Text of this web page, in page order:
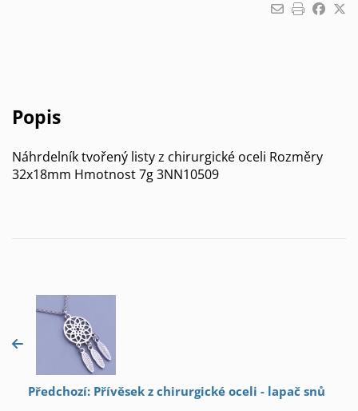
Popis
Náhrdelník tvořený listy z chirurgické oceli Rozměry
32x18mm Hmotnost 7g 3NN10509
Předchozí: Přívěsek z chirurgické oceli - lapač snů